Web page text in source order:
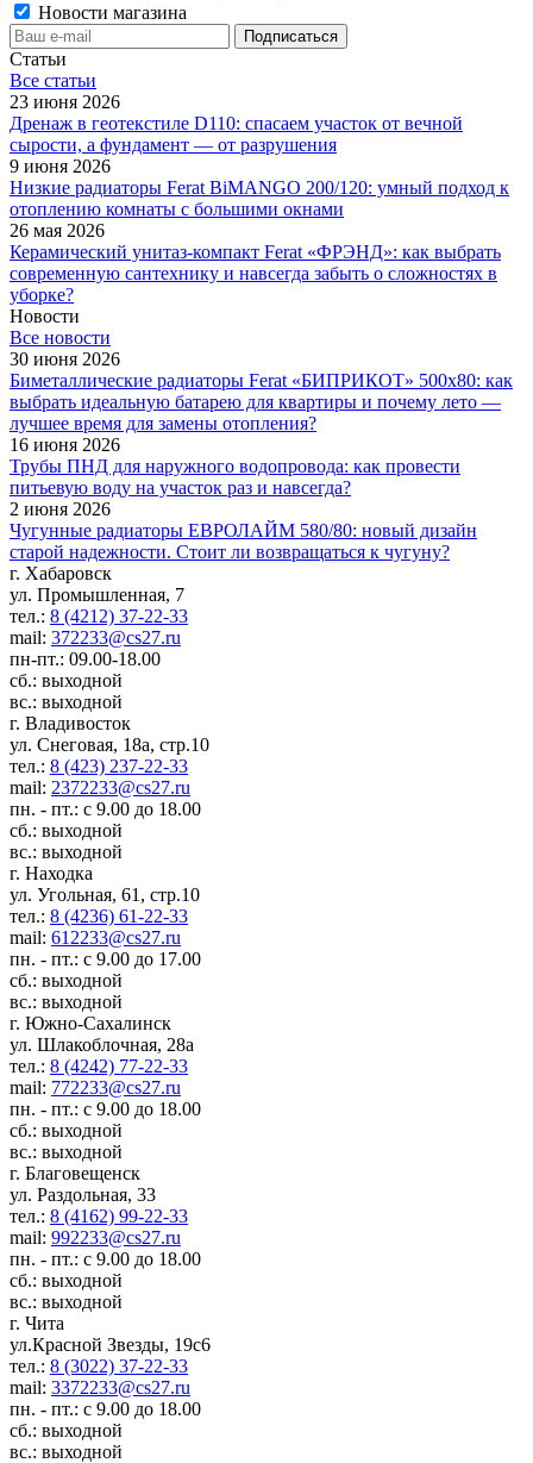
Новости магазина
Статьи
Все cтатьи
23 июня 2026
Дренаж в геотекстиле D110: спасаем участок от вечной
сырости, а фундамент — от разрушения
9 июня 2026
Низкие радиаторы Ferat BiMANGO 200/120: умный подход к
отоплению комнаты с большими окнами
26 мая 2026
Керамический унитаз-компакт Ferat «ФРЭНД»: как выбрать
современную сантехнику и навсегда забыть о сложностях в
уборке?
Новости
Все новости
30 июня 2026
Биметаллические радиаторы Ferat «БИПРИКОТ» 500x80: как
выбрать идеальную батарею для квартиры и почему лето —
лучшее время для замены отопления?
16 июня 2026
Трубы ПНД для наружного водопровода: как провести
питьевую воду на участок раз и навсегда?
2 июня 2026
Чугунные радиаторы ЕВРОЛАЙМ 580/80: новый дизайн
старой надежности. Стоит ли возвращаться к чугуну?
г. Хабаровск
ул. Промышленная, 7
тел.: 8 (4212) 37-22-33
mail: 372233@cs27.ru
пн-пт.: 09.00-18.00
сб.: выходной
вс.: выходной
г. Владивосток
ул. Снеговая, 18а, стр.10
тел.: 8 (423) 237-22-33
mail: 2372233@cs27.ru
пн. - пт.: с 9.00 до 18.00
сб.: выходной
вс.: выходной
г. Находка
ул. Угольная, 61, стр.10
тел.: 8 (4236) 61-22-33
mail: 612233@cs27.ru
пн. - пт.: с 9.00 до 17.00
сб.: выходной
вс.: выходной
г. Южно-Сахалинск
ул. Шлакоблочная, 28а
тел.: 8 (4242) 77-22-33
mail: 772233@cs27.ru
пн. - пт.: с 9.00 до 18.00
сб.: выходной
вс.: выходной
г. Благовещенск
ул. Раздольная, 33
тел.: 8 (4162) 99-22-33
mail: 992233@cs27.ru
пн. - пт.: с 9.00 до 18.00
сб.: выходной
вс.: выходной
г. Чита
ул.Красной Звезды, 19с6
тел.: 8 (3022) 37-22-33
mail: 3372233@cs27.ru
пн. - пт.: с 9.00 до 18.00
сб.: выходной
вс.: выходной